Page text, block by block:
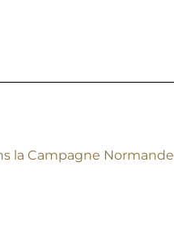
la Campagne Normande